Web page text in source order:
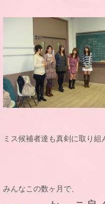
ミス候補者達も真剣に取り組
みんなこの数ヶ月で、